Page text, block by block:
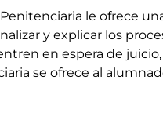
le ofrece
y explicar los
en espera de
se ofrece al